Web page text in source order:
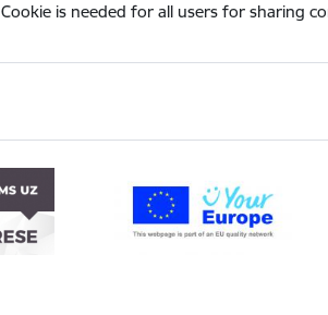
Cookie is needed for all users for sharing